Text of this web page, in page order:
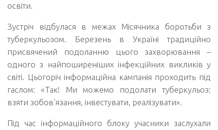
освіти.
Зустріч відбулася в межах Місячника боротьби з
туберкульозом. Березень в Україні традиційно
присвячений подоланню цього захворювання –
одного з найпоширеніших інфекційних викликів у
світі. Цьогоріч інформаційна кампанія проходить під
гаслом: «Так! Ми можемо подолати туберкульоз:
взяти зобов’язання, інвестувати, реалізувати».
Під час інформаційного блоку учасники заслухали